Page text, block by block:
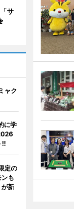
サ
ャク
に学
!!
定の
も
新